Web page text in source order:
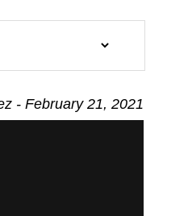
- February 21, 2021